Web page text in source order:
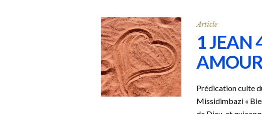
Article
1 JEAN
Prédication culte
Missidimbazi «